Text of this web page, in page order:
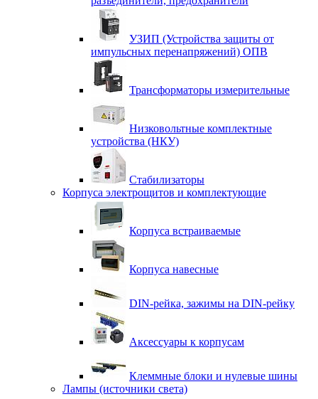
УЗИП (Устройства защиты от
импульсных перенапряжений) ОПВ
Трансформаторы измерительные
Низковольтные комплектные
устройства (НКУ)
Стабилизаторы
Корпуса электрощитов и комплектующие
Корпуса встраиваемые
Корпуса навесные
DIN-рейка, зажимы на DIN-рейку
Аксессуары к корпусам
Клеммные блоки и нулевые шины
Лампы (источники света)